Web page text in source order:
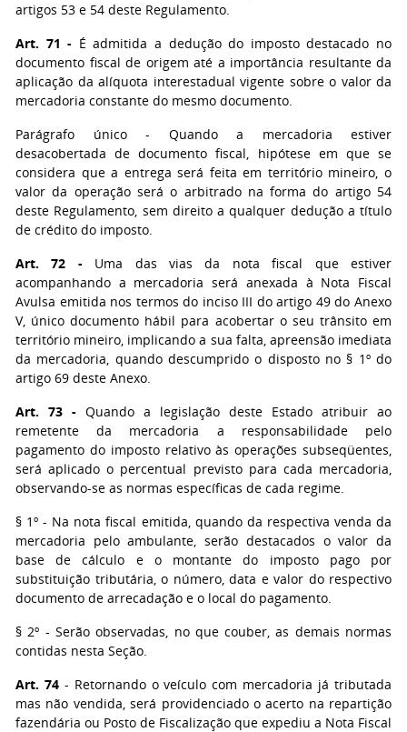
artigos 53 e 54 deste Regulamento.
Art. 71 - É admitida a dedução do imposto destacado no
documento fiscal de origem até a importância resultante da
aplicação da alíquota interestadual vigente sobre o valor da
mercadoria constante do mesmo documento.
Parágrafo único- Quando a mercadoria estiver
desacobertada de documento fiscal, hipótese em que se
considera que a entrega será feita em território mineiro, o
valor da operação será o arbitrado na forma do artigo 54
deste Regulamento, sem direito a qualquer dedução a título
de crédito do imposto.
Art. 72
-Uma das vias da nota fiscal que estiver
acompanhando a mercadoria será anexada à Nota Fiscal
Avulsa emitida nos termos do inciso III do artigo 49 do Anexo
V, único documento hábil para acobertar o seu trânsito em
território mineiro, implicando a sua falta, apreensão imediata
da mercadoria, quando descumprido o disposto no § 1º do
artigo 69 deste Anexo.
Art. 73 - Quando a legislação deste Estado atribuir ao
remetente da mercadoria a responsabilidade pelo
pagamento do imposto relativo às operações subseqüentes,
será aplicado o percentual previsto para cada mercadoria,
observando-se as normas específicas de cada regime.
§ 1º - Na nota fiscal emitida, quando da respectiva venda da
mercadoria pelo ambulante, serão destacados o valor da
base de cálculo e o montante do imposto pago por
substituição tributária, o número, data e valor do respectivo
documento de arrecadação e o local do pagamento.
§ 2º - Serão observadas, no que couber, as demais normas
contidas nesta Seção.
Art. 74- Retornando o veículo com mercadoria já tributada
mas não vendida, será providenciado o acerto na repartição
fazendária ou Posto de Fiscalização que expediu a Nota Fiscal